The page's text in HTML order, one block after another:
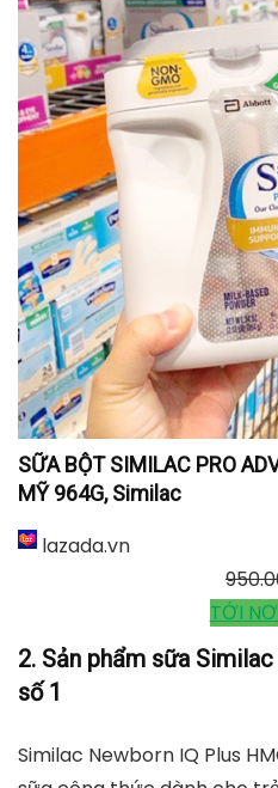
SỮA BỘT SIMILAC PRO
MỸ 964G, Similac
lazada.vn
TỚI
2. Sản phẩm sữa
số 1
Similac Newborn IQ Plus